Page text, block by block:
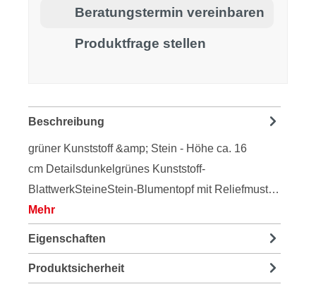
Beratungstermin vereinbaren
Produktfrage stellen
Beschreibung
grüner Kunststoff &amp; Stein - Höhe ca. 16
cm Detailsdunkelgrünes Kunststoff-
BlattwerkSteineStein-Blumentopf mit Reliefmust…
Mehr
Eigenschaften
Produktsicherheit